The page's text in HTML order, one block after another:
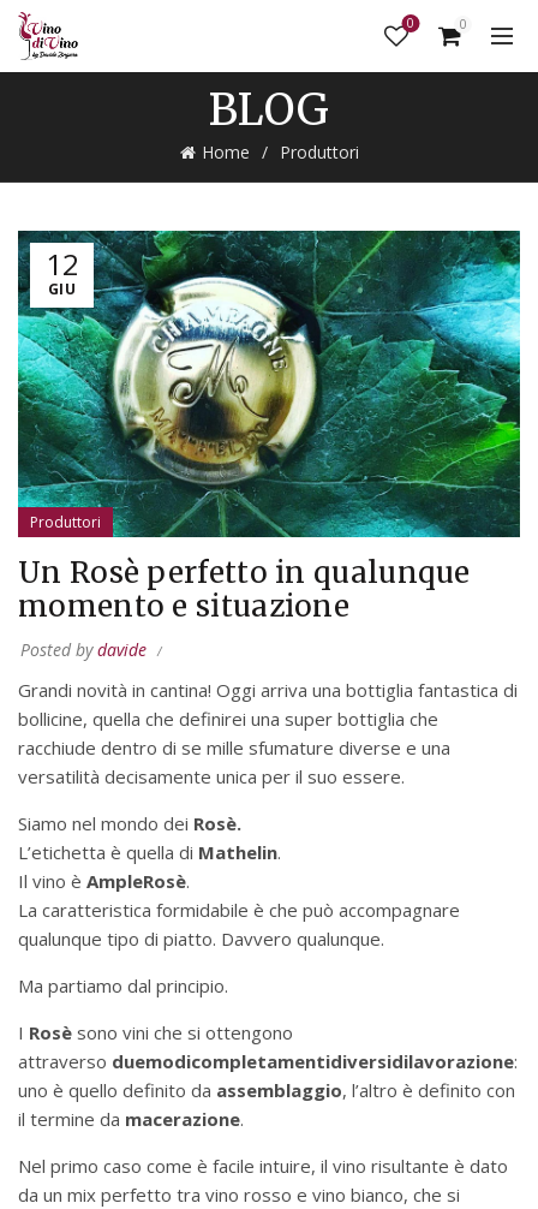
0 0
BLOG
Home Produttori
12
GIU
Produttori
Un Rosè perfetto in qualunque
momento e situazione
Posted bydavide
Grandi novità in cantina! Oggi arriva una bottiglia fantastica di
bollicine, quella che definirei una super bottiglia che
racchiude dentro di se mille sfumature diverse e una
versatilità decisamente unica per il suo essere.
Siamo nel mondo dei Rosè.
L’etichetta è quella di Mathelin.
Il vino è AmpleRosè.
La caratteristica formidabile è che può accompagnare
qualunque tipo di piatto. Davvero qualunque.
Ma partiamo dal principio.
I Rosè sono vini che si ottengono
attraverso duemodicompletamentidiversidilavorazione:
uno è quello definito da assemblaggio, l’altro è definito con
il termine da macerazione.
Nel primo caso come è facile intuire, il vino risultante è dato
da un mix perfetto tra vino rosso e vino bianco, che si